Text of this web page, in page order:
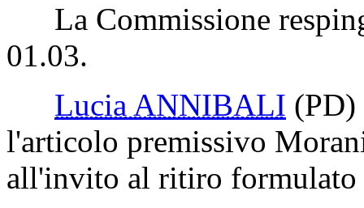
La Commissione
01.03.
Lucia ANNIBALI (PD)
l'articolo premissivo
all'invito al ritiro formulato